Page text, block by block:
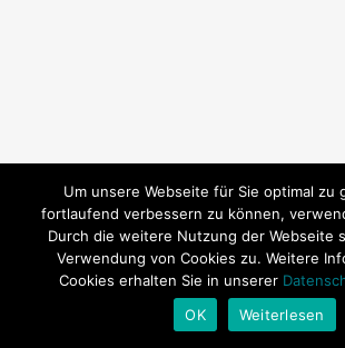
© 2026 SY Subeki. | Technische Betreuung:
Um unsere Webseite für Sie optimal zu
fortlaufend verbessern zu können,
Durch die weitere Nutzung der Webseite
Verwendung von Cookies zu. Weitere
Cookies erhalten Sie in unserer
OK
Weiterlesen